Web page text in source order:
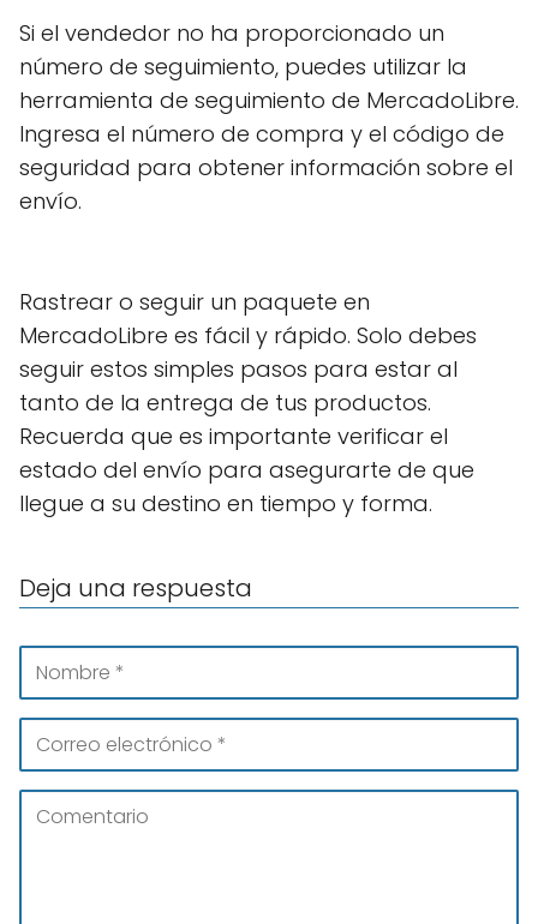
Si el vendedor no ha proporcionado un
número de seguimiento, puedes utilizar la
herramienta de seguimiento de MercadoLibre.
Ingresa el número de compra y el código de
seguridad para obtener información sobre el
envío.
Rastrear o seguir un paquete en
MercadoLibre es fácil y rápido. Solo debes
seguir estos simples pasos para estar al
tanto de la entrega de tus productos.
Recuerda que es importante verificar el
estado del envío para asegurarte de que
llegue a su destino en tiempo y forma.
Deja una respuesta